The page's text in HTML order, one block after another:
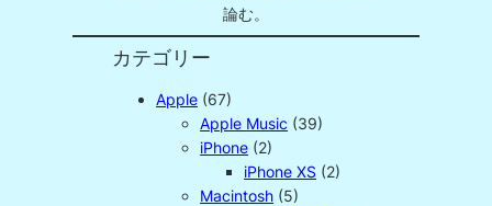
論む。
カテゴリー
Apple (67)
Apple Music (39)
iPhone (2)
iPhone XS (2)
Macintosh (5)